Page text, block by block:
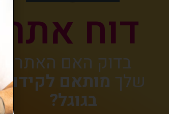
דוח אתר
בדוק האם האתר
שלך מותאם לקידום
בגוגל?